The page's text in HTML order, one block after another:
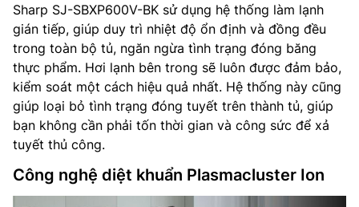
Sharp SJ-SBXP600V-BK sử dụng hệ thống làm lạnh
gián tiếp, giúp duy trì nhiệt độ ổn định và đồng đều
trong toàn bộ tủ, ngăn ngừa tình trạng đóng băng
thực phẩm. Hơi lạnh bên trong sẽ luôn được đảm bảo,
kiểm soát một cách hiệu quả nhất. Hệ thống này cũng
giúp loại bỏ tình trạng đóng tuyết trên thành tủ, giúp
bạn không cần phải tốn thời gian và công sức để xả
tuyết thủ công.
Công nghệ diệt khuẩn Plasmacluster Ion